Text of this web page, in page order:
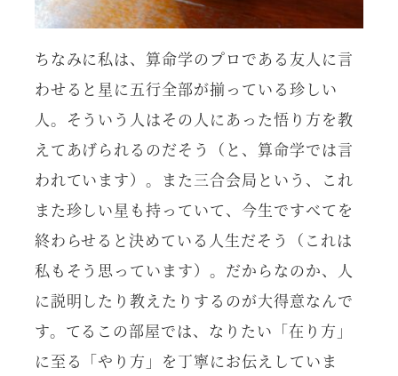
ちなみに私は、算命学のプロである友人に言
わせると星に五行全部が揃っている珍しい
人。そういう人はその人にあった悟り方を教
えてあげられるのだそう（と、算命学では言
われています）。また三合会局という、これ
また珍しい星も持っていて、今生ですべてを
終わらせると決めている人生だそう（これは
私もそう思っています）。だからなのか、人
に説明したり教えたりするのが大得意なんで
す。てるこの部屋では、なりたい「在り方」
に至る「やり方」を丁寧にお伝えしていま